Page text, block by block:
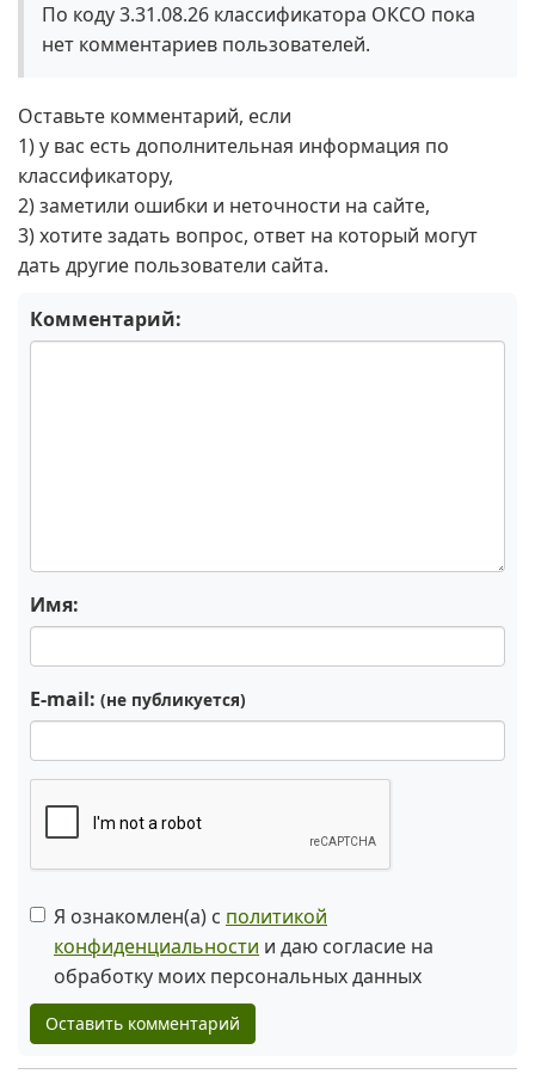
По коду 3.31.08.26 классификатора ОКСО пока
нет комментариев пользователей.
Оставьте комментарий, если
1) у вас есть дополнительная информация по
классификатору,
2) заметили ошибки и неточности на сайте,
3) хотите задать вопрос, ответ на который могут
дать другие пользователи сайта.
Комментарий:
Имя:
E-mail: (не публикуется)
Я ознакомлен(а) с политикой
конфиденциальности и даю согласие на
обработку моих персональных данных
Оставить комментарий